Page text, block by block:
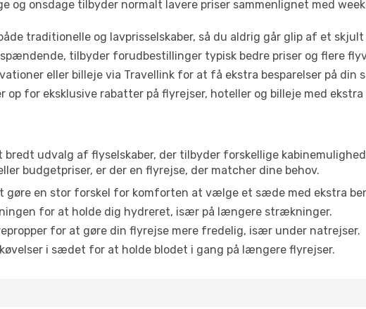
og onsdage tilbyder normalt lavere priser sammenlignet med
traditionelle og lavprisselskaber, så du aldrig går glip af et
tilbyder forudbestillinger typisk bedre priser og flere
eller billeje via Travellink for at få ekstra besparelser på din
op for eksklusive rabatter på flyrejser, hoteller og billeje med
udvalg af flyselskaber, der tilbyder forskellige
budgetpriser, er der en flyrejse, der matcher dine behov.
gøre en stor forskel for komforten at vælge et sæde med ekstra
for at holde dig hydreret, især på længere strækninger.
for at gøre din flyrejse mere fredelig, især under natrejser.
i sædet for at holde blodet i gang på længere flyrejser.